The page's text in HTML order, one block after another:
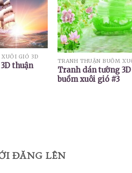
GIÓ 3D
thuận
TRANH THUẬN BUỒM
Tranh dán tường
buồm xuôi gió #3
ĐĂNG LÊN